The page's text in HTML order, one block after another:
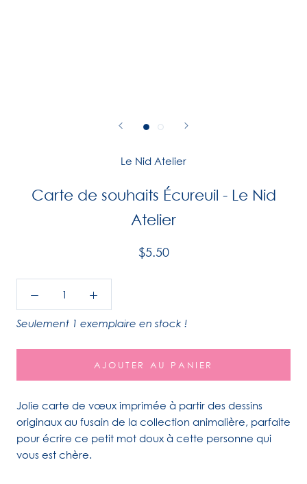
Le Nid Atelier
Carte de souhaits Écureuil - Le Nid
Atelier
$5.50
Seulement 1 exemplaire en stock !
AJOUTER AU PANIER
Jolie carte de vœux imprimée à partir des dessins
originaux au fusain de la collection animalière, parfaite
pour écrire ce petit mot doux à cette personne qui
vous est chère.